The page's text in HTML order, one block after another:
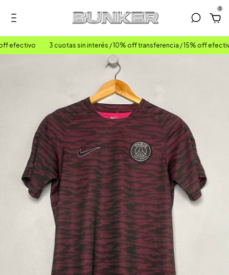
0
efectivo 3 cuotas sin interés / 10% off transferencia / 15% off efectivo